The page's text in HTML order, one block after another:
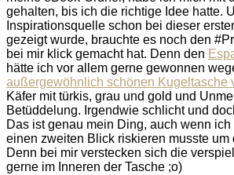
gehalten, bis ich die richtige Idee hatte.
Inspirationsquelle schon bei dieser
gezeigt wurde, brauchte es noch den
bei mir klick gemacht hat. Denn den
hätte ich vor allem gerne gewonnen
außergewöhnlich schönen Kugeltasche
Käfer mit türkis, grau und gold und
Betüddelung. Irgendwie schlicht und
Das ist genau mein Ding, auch wenn ich
einen zweiten Blick riskieren musste um
Denn bei mir verstecken sich die
gerne im Inneren der Tasche ;o)